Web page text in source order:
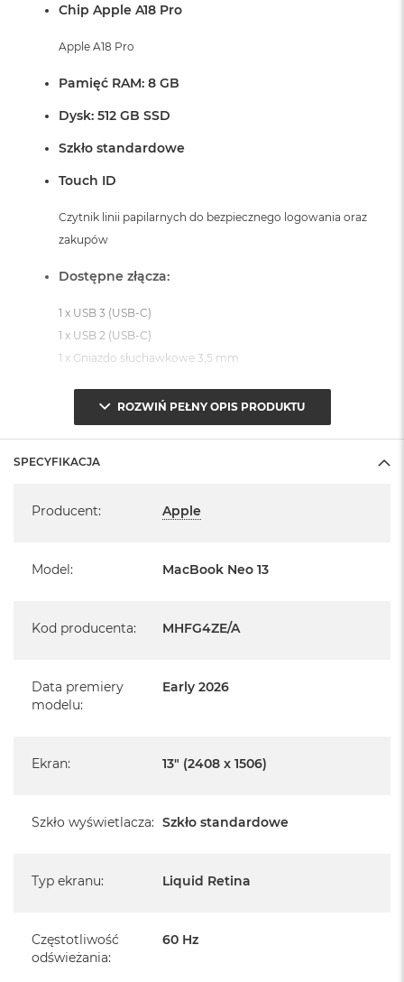
Chip Apple A18 Pro
Apple A18 Pro
Pamięć RAM: 8 GB
Dysk: 512 GB SSD
Szkło standardowe
Touch ID
Czytnik linii papilarnych do bezpiecznego logowania oraz
zakupów
Dostępne złącza:
1 x USB 3 (USB-C)
1 x USB 2 (USB-C)
1 x Gniazdo słuchawkowe 3,5 mm
System operacyjny macOS Sequoia
Pochodzi od polskiego, oficjalnego dystrybutora Apple.
Realizowaną w każdym autoryzowanym punkcie
Szczegółowe informacje na ten temat uzyskają Państwo
Posiada fabryczne opakowanie
polskim oraz polskie menu
urządzenia.
ROZWIŃ PEŁNY OPIS PRODUKTU
SPECYFIKACJA
Producent: Apple
Model: MacBook Neo 13
Kod producenta: MHFG4ZE/A
Data premiery
modelu:
Early 2026
Ekran: 13" (2408 x 1506)
Szkło wyświetlacza: Szkło standardowe
Typ ekranu: Liquid Retina
Częstotliwość
odświeżania:
60 Hz